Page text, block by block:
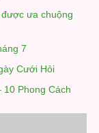
ưa chuộng
7
Cưới Hỏi
Phong Cách